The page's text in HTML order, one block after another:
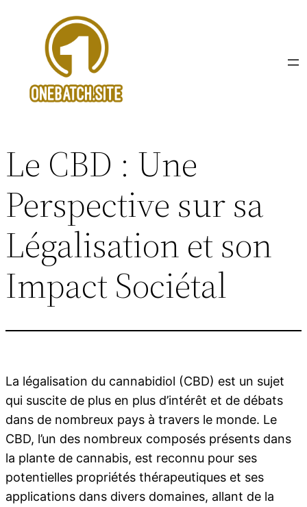
contenu
Le CBD : Une
Perspective sur sa
Légalisation et son
Impact Sociétal
La légalisation du cannabidiol (CBD) est un sujet
qui suscite de plus en plus d’intérêt et de débats
dans de nombreux pays à travers le monde. Le
CBD, l’un des nombreux composés présents dans
la plante de cannabis, est reconnu pour ses
potentielles propriétés thérapeutiques et ses
applications dans divers domaines, allant de la